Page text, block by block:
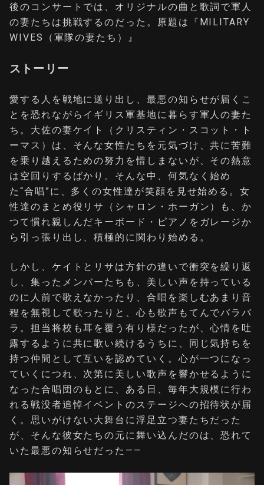
後のコンサートでは、オリジナルの曲と歌詞で軍人
の妻たちは挑戦するのだった。原題は『MILITARY
WIVES（軍隊の妻たち）』
ストーリー
愛する人を戦地に送り出し、最悪の知らせが届くこ
とを恐れながらイギリス軍基地に暮らす軍人の妻た
ち。大佐の妻ケイト（クリスティン・スコット・ト
ーマス）は、そんな女性たちを元気づけ、共に苦難
を乗り越えるための努力を惜しまないが、その熱意
は空回りするばかり。そんな中、何気なく始め
た“合唱”に、多くの女性達が笑顔を見せ始める。女
性達のまとめ役リサ（シャロン・ホーガン）も、か
つて慣れ親しんだキーボード・ピアノをガレージか
ら引っ張り出し、積極的に関わり始める。
しかし、ケイトとリサは方針の違いで衝突を繰り返
し、集ったメンバーたちも、美しい声を持っている
のに人前で歌えなかったり、合唱を楽しむあまり音
程を無視して歌ったりと、心も歌声もてんでバラバ
ラ。担当将校も耳を覆う有り様だったが、心情を吐
露するように共に歌い続けるうちに、同じ気持ちを
持つ仲間として互いを認めていく。心が一つになっ
ていくにつれ、次第に美しい歌声を響かせるように
なった合唱団のもとに、ある日、毎年大規模に行わ
れる戦没者追悼イベントのステージへの招待状が届
く。思いがけない大舞台に浮足立つ妻たちだった
が、そんな彼女たちの元に舞い込んだのは、恐れて
いた最悪の知らせだった——